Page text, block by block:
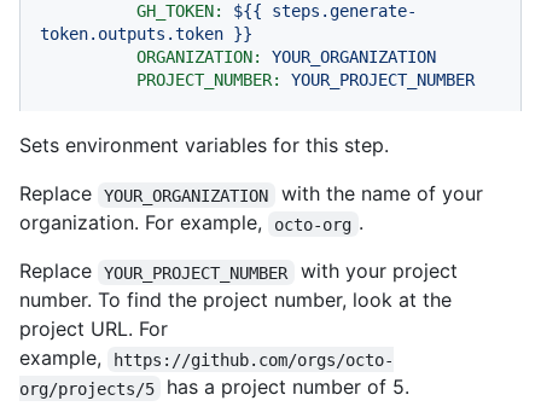
GH_TOKEN:
${{
steps.generate-
token.outputs.token }}
ORGANIZATION:
YOUR_ORGANIZATION
PROJECT_NUMBER:
YOUR_PROJECT_NUMBER
Sets environment variables for this step.
Replace
YOUR_ORGANIZATION
with the name of your
organization. For example,
octo-org .
Replace
YOUR_PROJECT_NUMBER
with your project
number. To find the project number, look at the
project URL. For
example,
https://github.com/orgs/octo-
org/projects/5
has a project number of 5.